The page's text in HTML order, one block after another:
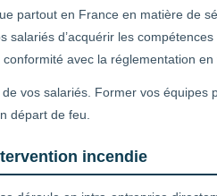
partout en France en matière de
d’acquérir les
avec la réglementation en
de vos salariés. Former vos
départ de feu.
incendie